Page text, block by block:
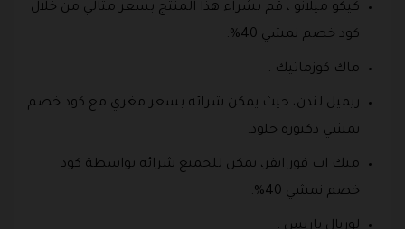
كيكو ميلانو ، قم بشراء هذا المنتج بسعر مثالي من خلال
كود خصم نمشي 40%.
ماك كوزماتيك .
ريميل لندن، حيث يمكن شرائه بسعر مغري مع كود خصم
نمشي دكتورة خلود.
ميك اب فور ايفر، يمكن للجميع شرائه بواسطة كود
خصم نمشي 40%.